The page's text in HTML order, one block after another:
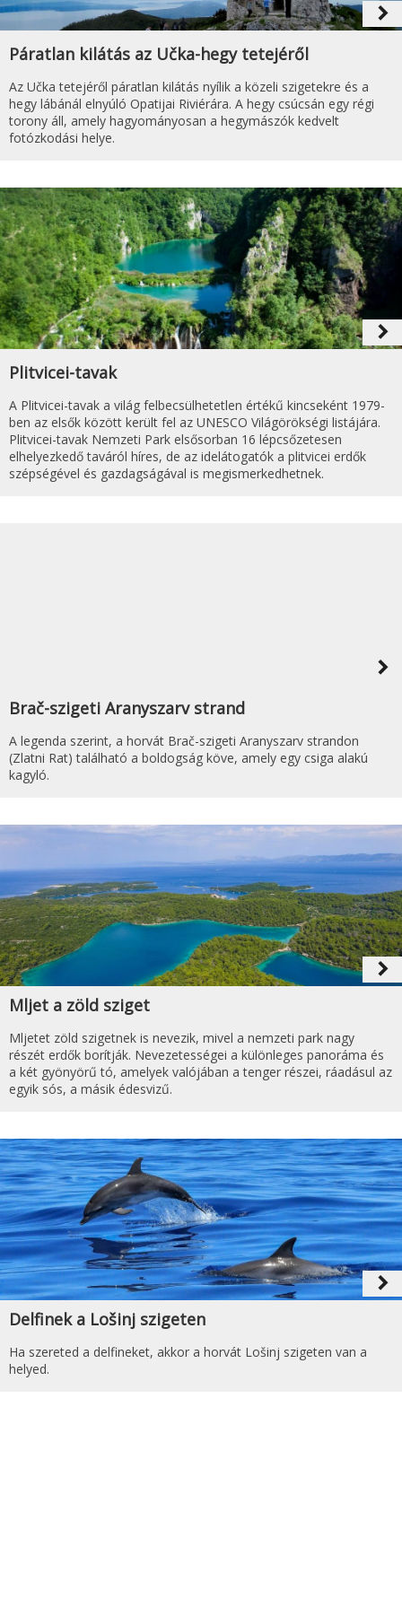
navigate_next
Páratlan kilátás az Učka-hegy tetejéről
Az Učka tetejéről páratlan kilátás nyílik a közeli szigetekre és a
hegy lábánál elnyúló Opatijai Riviérára. A hegy csúcsán egy régi
torony áll, amely hagyományosan a hegymászók kedvelt
fotózkodási helye.
navigate_next
Plitvicei-tavak
A Plitvicei-tavak a világ felbecsülhetetlen értékű kincseként 1979-
ben az elsők között került fel az UNESCO Világörökségi listájára.
Plitvicei-tavak Nemzeti Park elsősorban 16 lépcsőzetesen
elhelyezkedő taváról híres, de az idelátogatók a plitvicei erdők
szépségével és gazdagságával is megismerkedhetnek.
navigate_next
Brač-szigeti Aranyszarv strand
A legenda szerint, a horvát Brač-szigeti Aranyszarv strandon
(Zlatni Rat) található a boldogság köve, amely egy csiga alakú
kagyló.
navigate_next
Mljet a zöld sziget
Mljetet zöld szigetnek is nevezik, mivel a nemzeti park nagy
részét erdők borítják. Nevezetességei a különleges panoráma és
a két gyönyörű tó, amelyek valójában a tenger részei, ráadásul az
egyik sós, a másik édesvizű.
navigate_next
Delfinek a Lošinj szigeten
Ha szereted a delfineket, akkor a horvát Lošinj szigeten van a
helyed.